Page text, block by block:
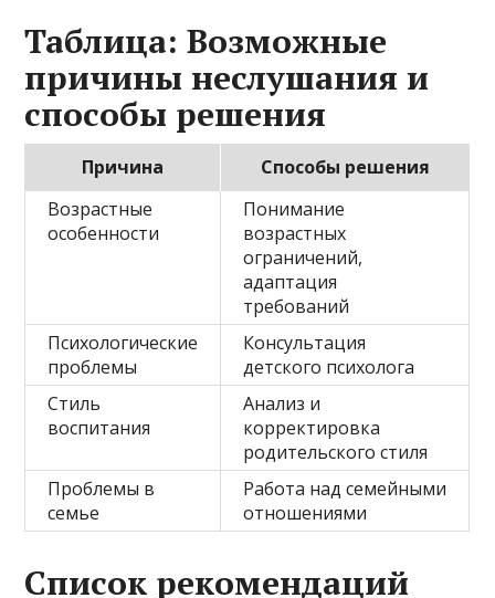
Таблица: Возможные
причины неслушания и
способы решения
Причина
Способы решения
Возрастные
особенности
Понимание
возрастных
ограничений,
адаптация
требований
Психологические
проблемы
Консультация
детского психолога
Стиль
воспитания
Анализ и
корректировка
родительского стиля
Проблемы в
семье
Работа над семейными
отношениями
Список рекомендаций